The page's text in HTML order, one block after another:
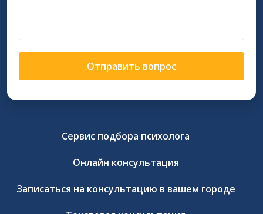
Отправить вопрос
Сервис подбора психолога
Онлайн консультация
Записаться на консультацию в вашем городе